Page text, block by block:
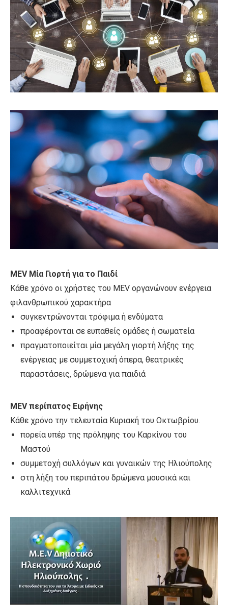
MEV Μία Γιορτή για το Παιδί
Κάθε χρόνο οι χρήστες του MEV οργανώνουν ενέργεια
φιλανθρωπικού χαρακτήρα
συγκεντρώνονται τρόφιμα ή ενδύματα
προαφέρονται σε ευπαθείς ομάδες ή σωματεία
πραγματοποιείται μία μεγάλη γιορτή λήξης της
ενέργειας με συμμετοχική όπερα, θεατρικές
παραστάσεις, δρώμενα για παιδιά
MEV περίπατος Ειρήνης
Κάθε χρόνο την τελευταία Κυριακή του Οκτωβρίου.
πορεία υπέρ της πρόληψης του Καρκίνου του
Μαστού
συμμετοχή συλλόγων και γυναικών της Ηλιούπολης
στη λήξη του περιπάτου δρώμενα μουσικά και
καλλιτεχνικά